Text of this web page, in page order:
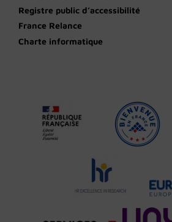
Registre public d’accessibilité
France Relance
Charte informatique